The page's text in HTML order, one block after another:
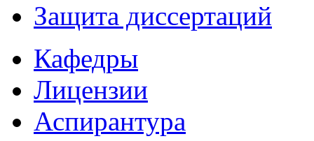
Защита диссертаций
Кафедры
Лицензии
Аспирантура